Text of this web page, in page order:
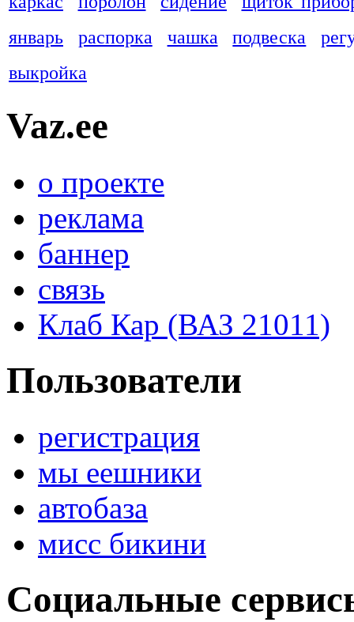
январь
распорка чашка подвеска
выкройка
Vaz.ee
о проекте
реклама
баннер
связь
Клаб Кар (ВАЗ 21011)
Пользователи
регистрация
мы еешники
автобаза
мисс бикини
Социальные